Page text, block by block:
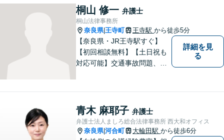
桐山 修一 弁護士
桐山法律事務所
奈良県|王寺町 王寺駅 から徒歩5分
【奈良県・JR王寺駅すぐ】
【初回相談無料】【土日祝も
対応可能】交通事故問題、遺
提供しています。
詳細を見
る
青木 麻耶子 弁護士
弁護士法人ましろ総合法律事務所 西大和オフィス
奈良県|河合町 大輪田駅 から徒歩6分